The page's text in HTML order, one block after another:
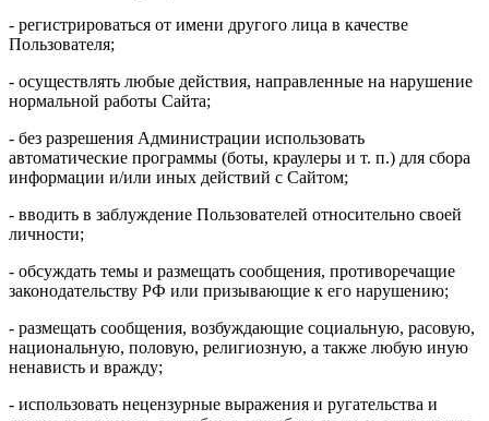
- регистрироваться от имени другого лица в качестве
Пользователя;
- осуществлять любые действия, направленные на нарушение
нормальной работы Сайта;
- без разрешения Администрации использовать
автоматические программы (боты, краулеры и т. п.) для сбора
информации и/или иных действий с Сайтом;
- вводить в заблуждение Пользователей относительно своей
личности;
- обсуждать темы и размещать сообщения, противоречащие
законодательству РФ или призывающие к его нарушению;
- размещать сообщения, возбуждающие социальную, расовую,
национальную, половую, религиозную, а также любую иную
ненависть и вражду;
- использовать нецензурные выражения и ругательства и